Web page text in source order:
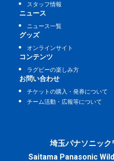
スタッフ情報
ニュース
ニュース一覧
グッズ
オンラインサイト
コンテンツ
ラグビーの楽しみ方
お問い合わせ
チケットの購入・発券について
チーム活動・広報等について
埼玉パナソニッ
Saitama Panasonic